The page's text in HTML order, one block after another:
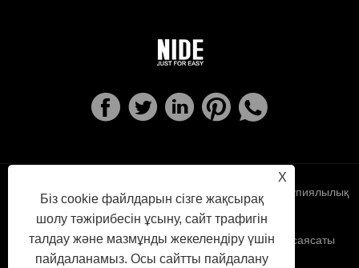
X
Біз cookie файлдарын сізге жақсырақ
шолу тәжірибесін ұсыну, сайт трафигін
талдау және мазмұнды жекелендіру үшін
пайдаланамыз. Осы сайтты пайдалану
Links Sitemap RSS Құпиялылық
саясаты